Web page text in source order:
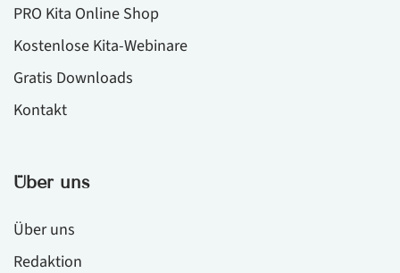
PRO Kita Online Shop
Kostenlose Kita-Webinare
Gratis Downloads
Kontakt
Über uns
Über uns
Redaktion